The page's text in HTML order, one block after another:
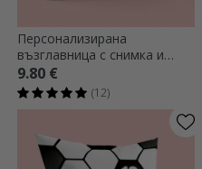
Персонализирана
възглавница с снимка и
текст - Честит рожден ден
9.80 €
(12)